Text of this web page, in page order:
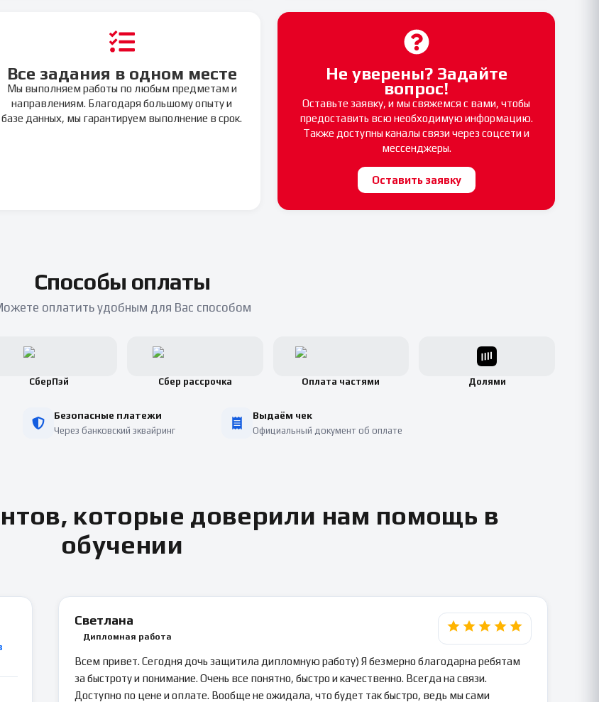
Все задания в одном месте
Мы выполняем работы по любым предметам и
направлениям. Благодаря большому опыту и
базе данных, мы гарантируем выполнение в срок.
Не уверены? Задайте
вопрос!
Оставьте заявку, и мы свяжемся с вами, чтобы
предоставить всю необходимую информацию.
Также доступны каналы связи через соцсети и
мессенджеры.
Оставить заявку
Способы оплаты
оплатить удобным для Вас способом
СберПэй Сбер рассрочка Оплата частями Долями
Безопасные платежи
Через банковский эквайринг
Выдаём чек
Официальный документ об оплате
которые доверили нам помощь в
обучении
Светлана
Дипломная работа
Всем привет. Сегодня дочь защитила дипломную работу) Я безмерно благодарна ребятам
за быстроту и понимание. Очень все понятно, быстро и качественно. Всегда на связи.
Доступно по цене и оплате. Вообще не ожидала, что будет так быстро, ведь мы сами